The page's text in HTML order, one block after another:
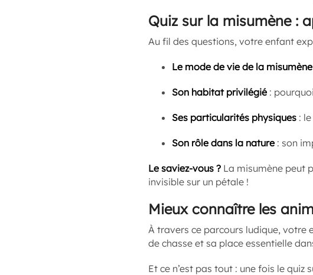
Quiz sur la misumène :
Au fil des questions, votre enfant
Le mode de vie de la misumène
Son habitat privilégié:
Ses particularités physiques :
Son rôle dans la nature: son
Le saviez-vous ? La misumène peut
invisible sur un pétale !
Mieux connaître les
À travers ce parcours ludique, votre
de chasse et sa place essentielle
Et ce n’est pas tout : une fois le